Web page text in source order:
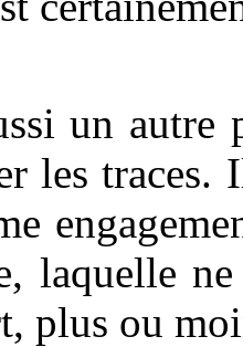
un autre
les
laquelle
plus ou